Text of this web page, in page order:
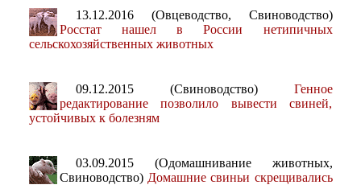
13.12.2016 (Овцеводство, Свиноводство)
Росстат нашел в России нетипичных
сельскохозяйственных животных
09.12.2015 (Свиноводство) Генное
редактирование позволило вывести свиней,
устойчивых к болезням
03.09.2015 (Одомашнивание животных,
Свиноводство) Домашние свиньи скрещивались